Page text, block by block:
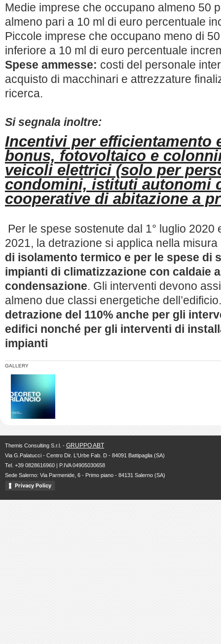
Medie imprese che occupano almeno 50
almeno pari a 10 ml di euro percentuale
Piccole imprese che occupano meno di
inferiore a 10 ml di euro percentuale
Spese ammesse: costi del personale
acquisto di macchinari e attrezzature
ricerca.
Si segnala inoltre:
Incentivi per efficientamento
bonus, fotovoltaico e
veicoli elettrici (solo per
condomini, istituti autonomi
cooperative di abitazione a
Per le spese sostenute dal 1° luglio 2020
2021, la detrazione si applica nella
di isolamento termico e per le spese di
impianti di climatizzazione con caldaie
condensazione. Gli interventi devono
almeno due classi energetiche
detrazione del 110% anche per gli
edifici nonché per gli interventi di
impianti
GALLERY
Themis Consulting S.r.l. - GRUPPO ABT
Via G.Palatucci - Centro Dir. L'Urbe Fab. D - 84091 Battipaglia (SA)
Tel. +39 0828616960 | P.IVA 04905030658
Sede Salerno: Via Parmenide, 6 - Primo piano - 84131 Salerno (SA)
Privacy Policy